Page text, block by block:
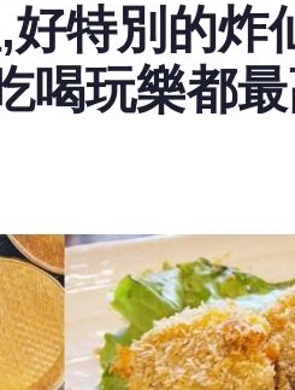
特別的炸
喝玩樂都